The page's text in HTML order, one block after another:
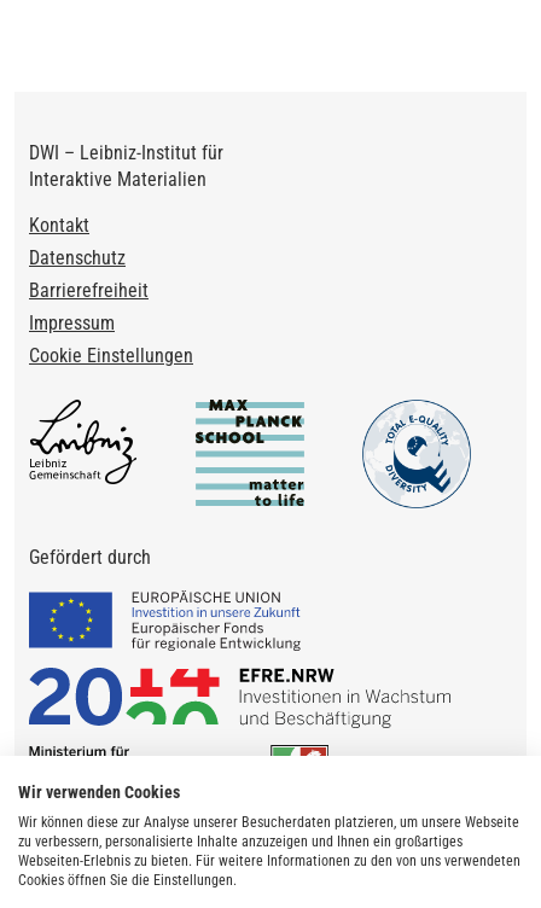
DWI – Leibniz-Institut für
Interaktive Materialien
Footer
Kontakt
Datenschutz
Barrierefreiheit
Impressum
Cookie Einstellungen
Gefördert durch
Wir verwenden Cookies
Wir können diese zur Analyse unserer Besucherdaten platzieren, um unsere Webseite
zu verbessern, personalisierte Inhalte anzuzeigen und Ihnen ein großartiges
Webseiten-Erlebnis zu bieten. Für weitere Informationen zu den von uns verwendeten
Cookies öffnen Sie die Einstellungen.